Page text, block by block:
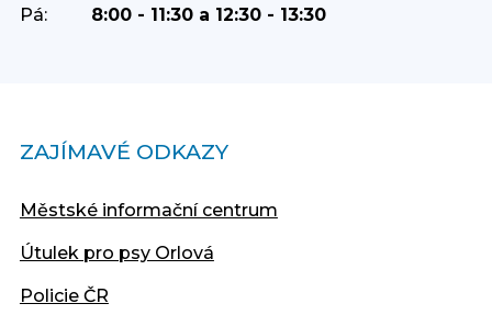
Pá:
8:00 - 11:30 a 12:30 - 13:30
ZAJÍMAVÉ ODKAZY
Městské informační centrum
Útulek pro psy Orlová
Policie ČR